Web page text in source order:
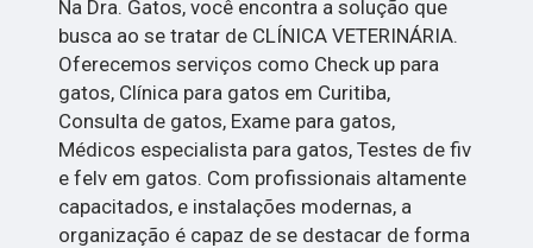
Na Dra. Gatos, você encontra a solução que
busca ao se tratar de CLÍNICA VETERINÁRIA.
Oferecemos serviços como Check up para
gatos, Clínica para gatos em Curitiba,
Consulta de gatos, Exame para gatos,
Médicos especialista para gatos, Testes de fiv
e felv em gatos. Com profissionais altamente
capacitados, e instalações modernas, a
organização é capaz de se destacar de forma